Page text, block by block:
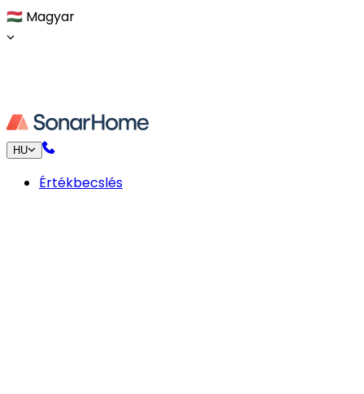
🇭🇺 Magyar
HU
Értékbecslés